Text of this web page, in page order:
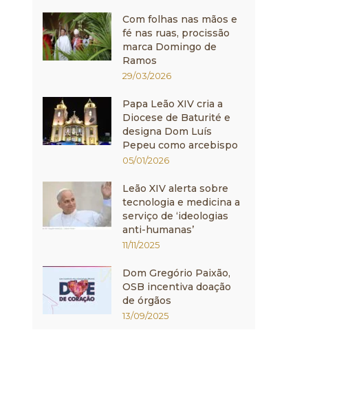
Com folhas nas mãos e
fé nas ruas, procissão
marca Domingo de
Ramos
29/03/2026
Papa Leão XIV cria a
Diocese de Baturité e
designa Dom Luís
Pepeu como arcebispo
05/01/2026
Leão XIV alerta sobre
tecnologia e medicina a
serviço de ‘ideologias
anti-humanas’
11/11/2025
Dom Gregório Paixão,
OSB incentiva doação
de órgãos
13/09/2025